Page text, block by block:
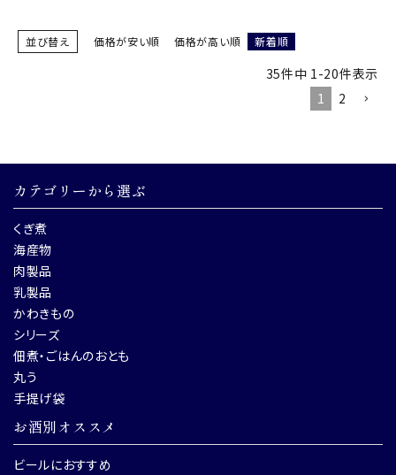
並び替え 価格が安い順 価格が高い順 新着順
35件中 1-20件表示
1
2
カテゴリーから選ぶ
くぎ煮
海産物
肉製品
乳製品
かわきもの
シリーズ
佃煮・ごはんのおとも
丸う
手提げ袋
お酒別オススメ
ビールにおすすめ